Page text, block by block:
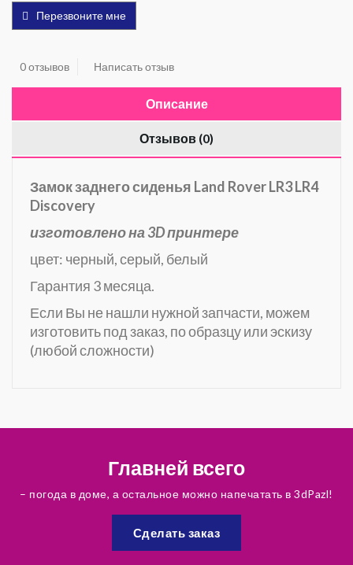
Перезвоните мне
0 отзывов Написать отзыв
Описание
Отзывов (0)
Замок заднего сиденья Land Rover LR3 LR4
Discovery
изготовлено на 3D принтере
цвет: черный, серый, белый
Гарантия 3 месяца.
Если Вы не нашли нужной запчасти, можем
изготовить под заказ, по образцу или эскизу
(любой сложности)
Главней всего
– погода в доме, а остальное можно напечатать в 3dPazl!
Сделать заказ